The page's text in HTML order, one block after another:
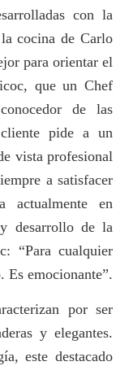
con la
cocina de Carlo
para orientar el
que un Chef
de las
pide a un
vista profesional
a satisfacer
actualmente en
desarrollo de la
“Para cualquier
Es emocionante”.
por ser
y elegantes.
este destacado